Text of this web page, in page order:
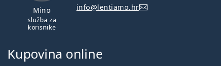
Mino
služba za
korisnike
info@lentiamo.hr
Kupovina online